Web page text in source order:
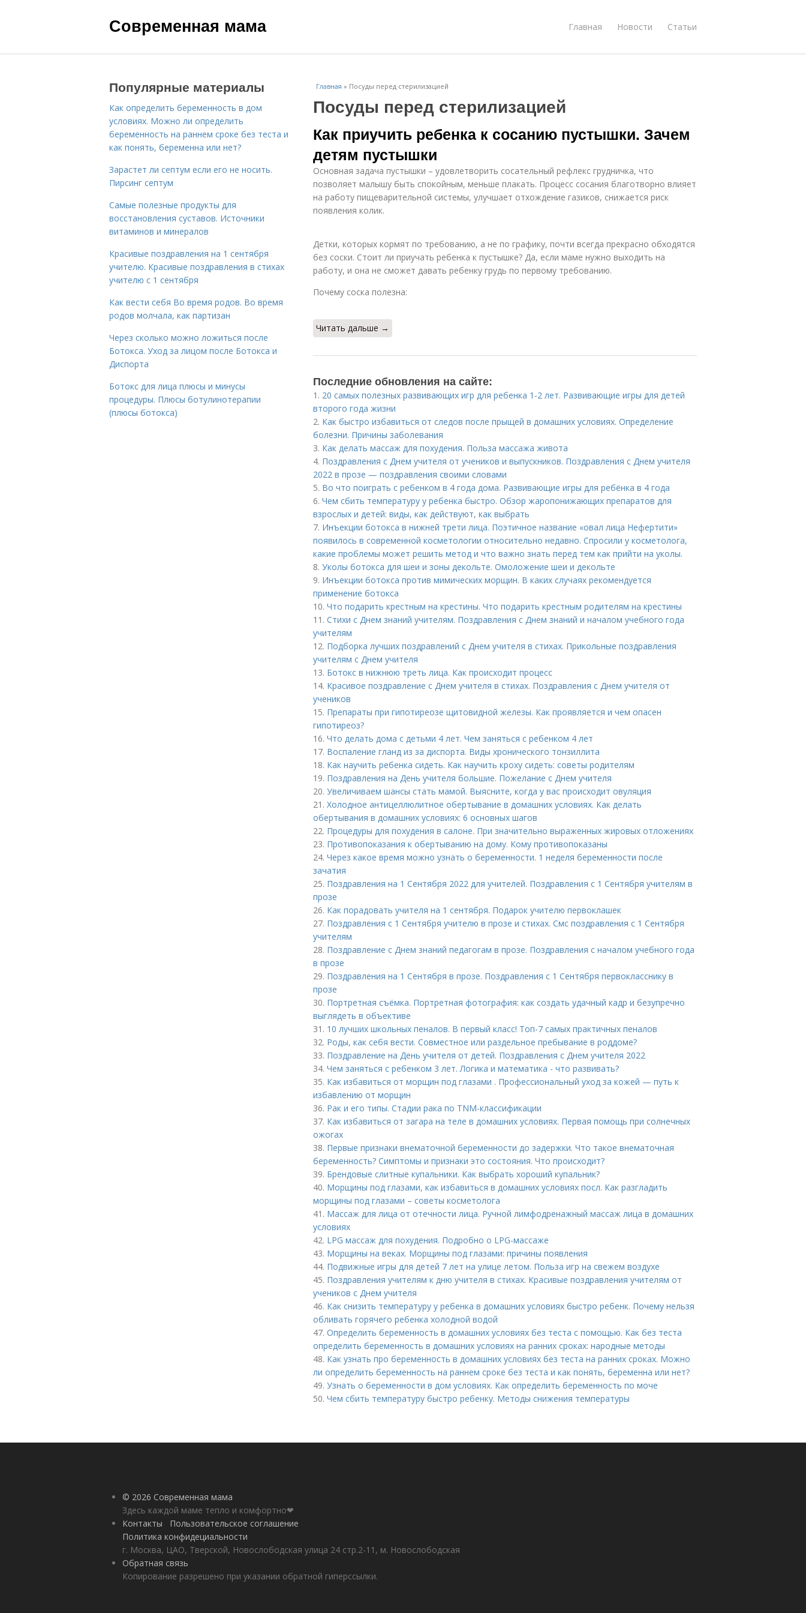
Современная мама Главная Новости Статьи
Главная » Посуды перед стерилизацией
Посуды перед стерилизацией
Как приучить ребенка к сосанию пустышки. Зачем
детям пустышки
Основная задача пустышки – удовлетворить сосательный рефлекс грудничка, что
позволяет малышу быть спокойным, меньше плакать. Процесс сосания благотворно влияет
на работу пищеварительной системы, улучшает отхождение газиков, снижается риск
появления колик.
Детки, которых кормят по требованию, а не по графику, почти всегда прекрасно обходятся
без соски. Стоит ли приучать ребенка к пустышке? Да, если маме нужно выходить на
работу, и она не сможет давать ребенку грудь по первому требованию.
Почему соска полезна:
Читать дальше →
Последние обновления на сайте:
1. 20 самых полезных развивающих игр для ребенка 1-2 лет. Развивающие игры для детей
второго года жизни
2. Как быстро избавиться от следов после прыщей в домашних условиях. Определение
болезни. Причины заболевания
3. Как делать массаж для похудения. Польза массажа живота
4. Поздравления с Днем учителя от учеников и выпускников. Поздравления с Днем учителя
2022 в прозе — поздравления своими словами
5. Во что поиграть с ребенком в 4 года дома. Развивающие игры для ребёнка в 4 года
6. Чем сбить температуру у ребенка быстро. Обзор жаропонижающих препаратов для
взрослых и детей: виды, как действуют, как выбрать
7. Инъекции ботокса в нижней трети лица. Поэтичное название «овал лица Нефертити»
появилось в современной косметологии относительно недавно. Спросили у косметолога,
какие проблемы может решить метод и что важно знать перед тем как прийти на уколы.
8. Уколы ботокса для шеи и зоны декольте. Омоложение шеи и декольте
9. Инъекции ботокса против мимических морщин. В каких случаях рекомендуется
применение ботокса
10. Что подарить крестным на крестины. Что подарить крестным родителям на крестины
11. Стихи с Днем знаний учителям. Поздравления с Днем знаний и началом учебного года
учителям
12. Подборка лучших поздравлений с Днем учителя в стихах. Прикольные поздравления
учителям с Днем учителя
13. Ботокс в нижнюю треть лица. Как происходит процесс
14. Красивое поздравление с Днем учителя в стихах. Поздравления с Днем учителя от
учеников
15. Препараты при гипотиреозе щитовидной железы. Как проявляется и чем опасен
гипотиреоз?
16. Что делать дома с детьми 4 лет. Чем заняться с ребенком 4 лет
17. Воспаление гланд из за диспорта. Виды хронического тонзиллита
18. Как научить ребенка сидеть. Как научить кроху сидеть: советы родителям
19. Поздравления на День учителя большие. Пожелание с Днем учителя
20. Увеличиваем шансы стать мамой. Выясните, когда у вас происходит овуляция
21. Холодное антицеллюлитное обертывание в домашних условиях. Как делать
обертывания в домашних условиях: 6 основных шагов
22. Процедуры для похудения в салоне. При значительно выраженных жировых отложениях
23. Противопоказания к обертыванию на дому. Кому противопоказаны
24. Через какое время можно узнать о беременности. 1 неделя беременности после
зачатия
25. Поздравления на 1 Сентября 2022 для учителей. Поздравления с 1 Сентября учителям в
прозе
26. Как порадовать учителя на 1 сентября. Подарок учителю первоклашек
27. Поздравления с 1 Сентября учителю в прозе и стихах. Смс поздравления с 1 Сентября
учителям
28. Поздравление с Днем знаний педагогам в прозе. Поздравления с началом учебного года
в прозе
29. Поздравления на 1 Сентября в прозе. Поздравления с 1 Сентября первокласснику в
прозе
30. Портретная съёмка. Портретная фотография: как создать удачный кадр и безупречно
выглядеть в объективе
31. 10 лучших школьных пеналов. В первый класс! Топ-7 самых практичных пеналов
32. Роды, как себя вести. Совместное или раздельное пребывание в роддоме?
33. Поздравление на День учителя от детей. Поздравления с Днем учителя 2022
34. Чем заняться с ребенком 3 лет. Логика и математика - что развивать?
35. Как избавиться от морщин под глазами . Профессиональный уход за кожей — путь к
избавлению от морщин
36. Рак и его типы. Стадии рака по TNM-классификации
37. Как избавиться от загара на теле в домашних условиях. Первая помощь при солнечных
ожогах
38. Первые признаки внематочной беременности до задержки. Что такое внематочная
беременность? Симптомы и признаки это состояния. Что происходит?
39. Брендовые слитные купальники. Как выбрать хороший купальник?
40. Морщины под глазами, как избавиться в домашних условиях посл. Как разгладить
морщины под глазами – советы косметолога
41. Массаж для лица от отечности лица. Ручной лимфодренажный массаж лица в домашних
условиях
42. LPG массаж для похудения. Подробно о LPG-массаже
43. Морщины на веках. Морщины под глазами: причины появления
44. Подвижные игры для детей 7 лет на улице летом. Польза игр на свежем воздухе
45. Поздравления учителям к дню учителя в стихах. Красивые поздравления учителям от
учеников с Днем учителя
46. Как снизить температуру у ребенка в домашних условиях быстро ребенк. Почему нельзя
обливать горячего ребенка холодной водой
47. Определить беременность в домашних условиях без теста с помощью. Как без теста
определить беременность в домашних условиях на ранних сроках: народные методы
48. Как узнать про беременность в домашних условиях без теста на ранних сроках. Можно
ли определить беременность на раннем сроке без теста и как понять, беременна или нет?
49. Узнать о беременности в дом условиях. Как определить беременность по моче
50. Чем сбить температуру быстро ребенку. Методы снижения температуры
Популярные материалы
Как определить беременность в дом
условиях. Можно ли определить
беременность на раннем сроке без теста и
как понять, беременна или нет?
Зарастет ли септум если его не носить.
Пирсинг септум
Самые полезные продукты для
восстановления суставов. Источники
витаминов и минералов
Красивые поздравления на 1 сентября
учителю. Красивые поздравления в стихах
учителю с 1 сентября
Как вести себя Во время родов. Во время
родов молчала, как партизан
Через сколько можно ложиться после
Ботокса. Уход за лицом после Ботокса и
Диспорта
Ботокс для лица плюсы и минусы
процедуры. Плюсы ботулинотерапии
(плюсы ботокса)
© 2026 Современная мама
Здесь каждой маме тепло и комфортно❤
Контакты
Пользовательское соглашение
Политика конфидециальности
г. Москва, ЦАО, Тверской, Новослободская улица 24 стр.2-11, м. Новослободская
Обратная связь
Копирование разрешено при указании обратной гиперссылки.